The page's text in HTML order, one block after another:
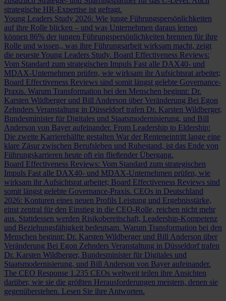
strategische HR-Expertise ist gefragt.
Young Leaders Study 2026: Wie junge Führungspersönlichkeiten
auf ihre Rolle blicken – und was Unternehmen daraus lernen
können 86% der jungen Führungspersönlichkeiten brennen für ihre
Rolle und wissen,, was ihre Führungsarbeit wirksam macht, zeigt
die neueste Young Leaders Study. Board Effectiveness Reviews:
Vom Standard zum strategischen Impuls Fast alle DAX40- und
MDAX-Unternehmen prüfen, wie wirksam ihr Aufsichtsrat arbeitet;
Board Effectiveness Reviews sind somit längst gelebte Governance-
Praxis. Warum Transformation bei den Menschen beginnt: Dr.
Karsten Wildberger und Bill Anderson über Veränderung Bei Egon
Zehnders Veranstaltung in Düsseldorf trafen Dr. Karsten Wildberger,
Bundesminister für Digitales und Staatsmodernisierung, und Bill
Anderson von Bayer aufeinander. From Leadership to Eldership:
Die zweite Karrierehälfte gestalten War der Renteneintritt lange eine
klare Zäsur zwischen Berufsleben und Ruhestand, ist das Ende von
Führungskarrieren heute oft ein fließender Übergang.
Board Effectiveness Reviews: Vom Standard zum strategischen
Impuls Fast alle DAX40- und MDAX-Unternehmen prüfen, wie
wirksam ihr Aufsichtsrat arbeitet; Board Effectiveness Reviews sind
somit längst gelebte Governance-Praxis. CEOs in Deutschland
2026: Konturen eines neuen Profils Leistung und Ergebnisstärke,
einst zentral für den Einstieg in die CEO-Rolle, reichen nicht mehr
aus. Stattdessen werden Risikobereitschaft, Leadership-Kompetenz
und Beziehungsfähigkeit bedeutsam. Warum Transformation bei den
Menschen beginnt: Dr. Karsten Wildberger und Bill Anderson über
Veränderung Bei Egon Zehnders Veranstaltung in Düsseldorf trafen
Dr. Karsten Wildberger, Bundesminister für Digitales und
Staatsmodernisierung, und Bill Anderson von Bayer aufeinander.
The CEO Response 1.235 CEOs weltweit teilen ihre Ansichten
darüber, wie sie die größten Herausforderungen meistern, denen sie
gegenüberstehen. Lesen Sie ihre Antworten.